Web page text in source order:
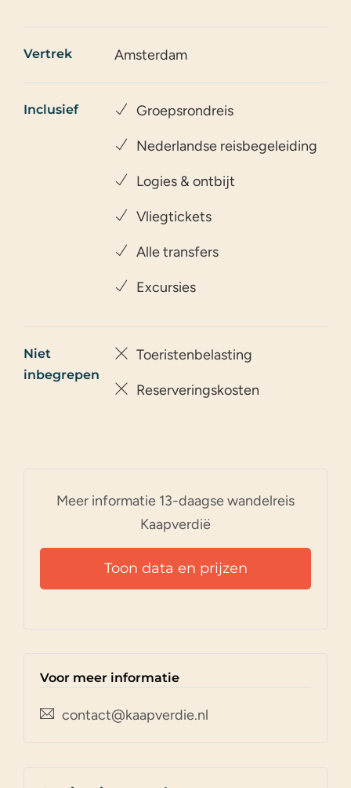
Vertrek Amsterdam
Inclusief Groepsrondreis
Nederlandse reisbegeleiding
Logies & ontbijt
Vliegtickets
Alle transfers
Excursies
Niet
inbegrepen
Toeristenbelasting
Reserveringskosten
Meer informatie 13-daagse wandelreis
Kaapverdië
Toon data en prijzen
Voor meer informatie
contact@kaapverdie.nl